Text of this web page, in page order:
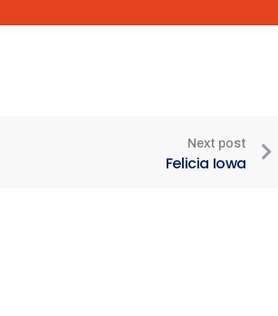
Next post
Felicia Iowa